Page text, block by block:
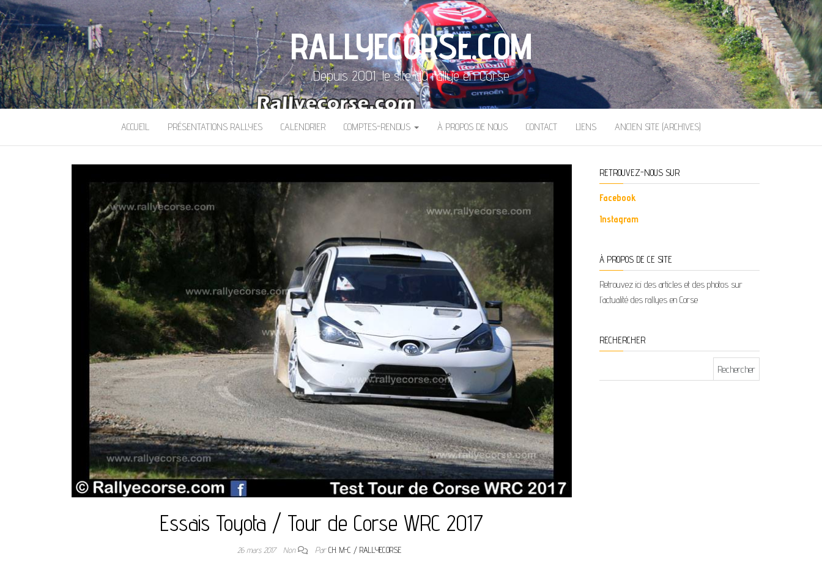
RALLYECORSE.COM
Depuis 2001, le site du rallye en Corse
ACCUEIL PRÉSENTATIONS RALLYES CALENDRIER COMPTES-RENDUS À PROPOS DE NOUS CONTACT LIENS ANCIEN SITE (ARCHIVES)
Essais Toyota / Tour de Corse WRC 2017
26 mars 2017 Non ParCH. M-C / RALLYECORSE
RETROUVEZ-NOUS SUR
Facebook
Instagram
À PROPOS DE CE SITE
Retrouvez ici des articles et des photos sur
l’actualité des rallyes en Corse
RECHERCHER